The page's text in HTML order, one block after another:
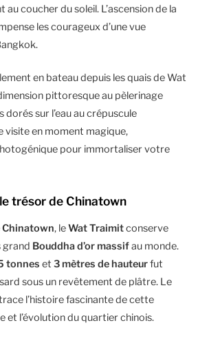
au coucher du soleil. L’ascension de la
les courageux d’une vue
en bateau depuis les quais de Wat
pittoresque au pèlerinage
sur l’eau au crépuscule
en moment magique,
pour immortaliser votre
trésor de Chinatown
Chinatown, leWat Traimitconserve
grand Bouddha d’or massifau monde.
tonnes et 3 mètres de hauteurfut
sous un revêtement de plâtre. Le
l’histoire fascinante de cette
l’évolution du quartier chinois.